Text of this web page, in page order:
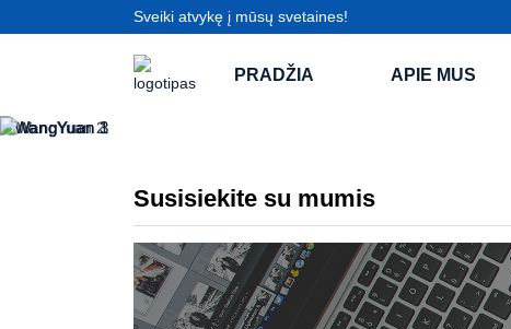
Sveiki atvykę į mūsų svetaines!
PRADŽIA APIE MUS
Susisiekite su mumis